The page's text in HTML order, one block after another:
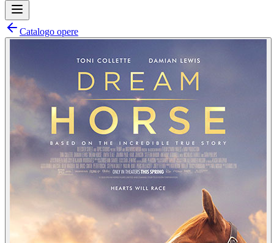
Catalogo opere